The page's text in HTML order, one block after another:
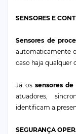
SENSORES E
Sensores de
automaticamente
caso haja qualquer
Já ossensores
atuadores,
identificam a
SEGURANÇA